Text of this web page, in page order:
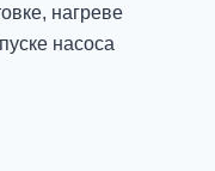
нагреве
насоса